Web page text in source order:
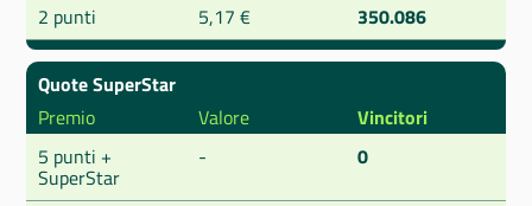
2 punti
5,17 € 350.086
Quote SuperStar
Premio
Valore
Vincitori
5 punti +
SuperStar
- 0